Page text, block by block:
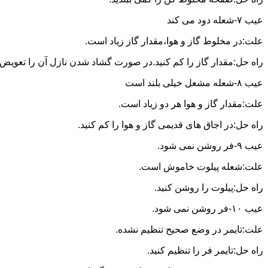
عیب ۷-شعله دود می کند
علت:در مخلوط گاز و هوا،مقدار گاز زیاد است.
راه حل:مقدار گاز را کم کنید.در صورت گشاد شدن نازل آن را تعویض
عیب ۸-شعله مشعل خیلی بلند است
علت:مقدار گاز و هوا هر دو زیاد است.
راه حل:در اجاق های قدیمی گاز و هوا را کم کنید.
عیب ۹-فر روشن نمی شود.
علت:شعله پیلوت خاموش است.
راه حل:پیلوت را روشن کنید.
عیب ۱۰-فر روشن نمی شود.
علت:تایمر در وضع صحیح تنظیم نشده.
راه حل:تایمر فر را تنظیم کنید.